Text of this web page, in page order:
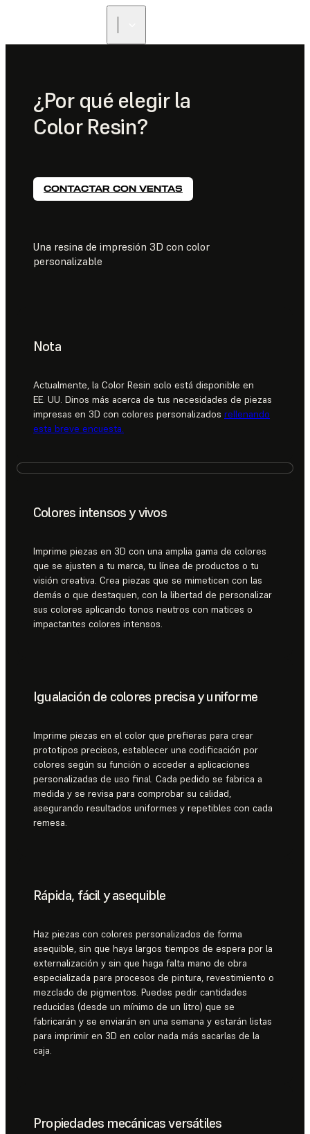
¿Por qué elegir la
Color Resin?
CONTACTAR CON VENTAS
Una resina de impresión 3D con color
personalizable
Nota
Actualmente, la Color Resin solo está disponible en
EE. UU. Dinos más acerca de tus necesidades de piezas
impresas en 3D con colores personalizados rellenando
esta breve encuesta.
Colores intensos y vivos
Imprime piezas en 3D con una amplia gama de colores
que se ajusten a tu marca, tu línea de productos o tu
visión creativa. Crea piezas que se mimeticen con las
demás o que destaquen, con la libertad de personalizar
sus colores aplicando tonos neutros con matices o
impactantes colores intensos.
Igualación de colores precisa y uniforme
Imprime piezas en el color que prefieras para crear
prototipos precisos, establecer una codificación por
colores según su función o acceder a aplicaciones
personalizadas de uso final. Cada pedido se fabrica a
medida y se revisa para comprobar su calidad,
asegurando resultados uniformes y repetibles con cada
remesa.
Rápida, fácil y asequible
Haz piezas con colores personalizados de forma
asequible, sin que haya largos tiempos de espera por la
externalización y sin que haga falta mano de obra
especializada para procesos de pintura, revestimiento o
mezclado de pigmentos. Puedes pedir cantidades
reducidas (desde un mínimo de un litro) que se
fabricarán y se enviarán en una semana y estarán listas
para imprimir en 3D en color nada más sacarlas de la
caja.
Propiedades mecánicas versátiles